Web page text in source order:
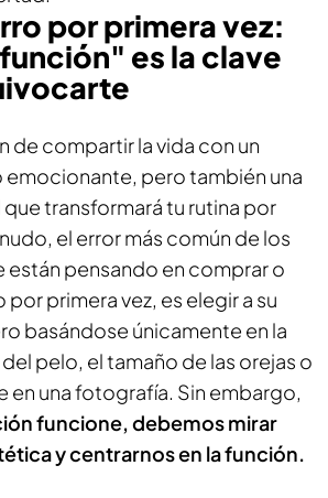
por primera vez:
es la clave
de compartir la vida con un
emocionante, pero también una
transformará tu rutina por
el error más común de los
pensando en comprar o
primera vez, es elegir a su
basándose únicamente en la
pelo, el tamaño de las orejas o
en una fotografía. Sin embargo,
funcione, debemos mirar
y centrarnos en la función.